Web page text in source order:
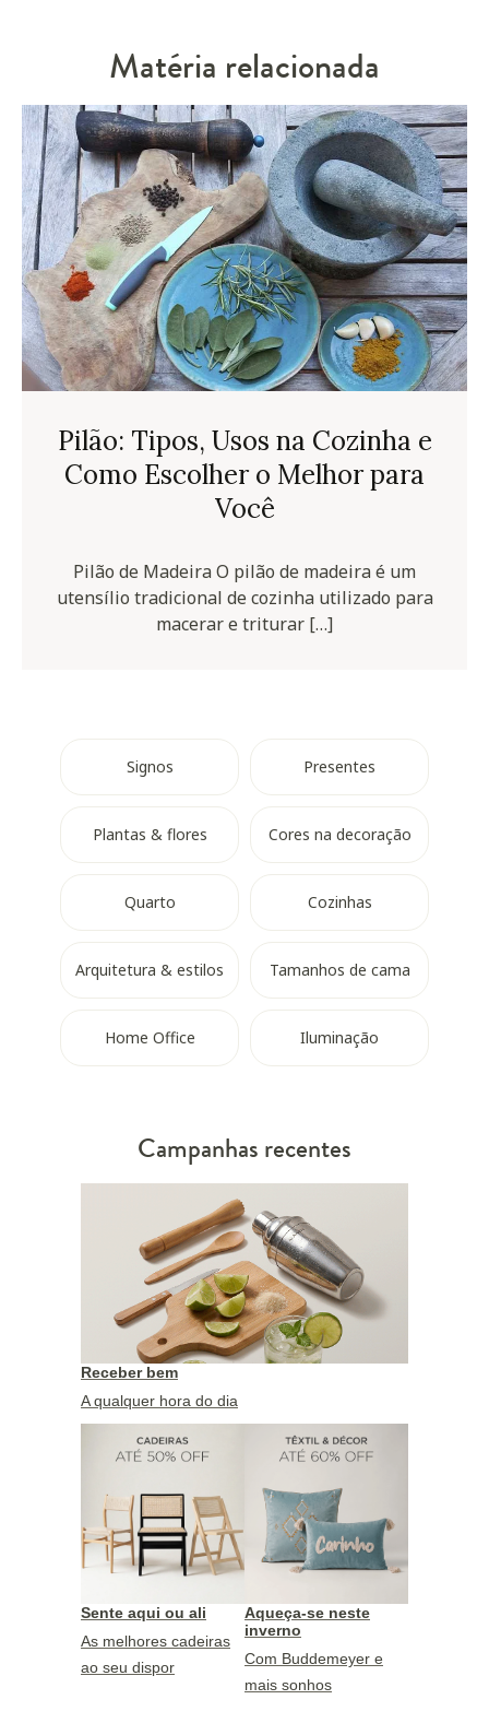
Matéria relacionada
Pilão: Tipos, Usos na Cozinha e
Como Escolher o Melhor para
Você
Pilão de Madeira O pilão de madeira é um
utensílio tradicional de cozinha utilizado para
macerar e triturar […]
Signos Presentes
Plantas & flores Cores na decoração
Quarto Cozinhas
Arquitetura & estilos Tamanhos de cama
Home Office Iluminação
Campanhas recentes
Receber bem
A qualquer hora do dia
Sente aqui ou ali
As melhores cadeiras
ao seu dispor
Aqueça-se neste
inverno
Com Buddemeyer e
mais sonhos